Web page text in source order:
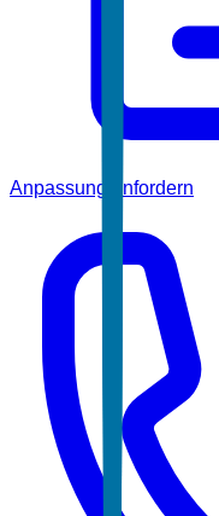
Anpassung anfordern